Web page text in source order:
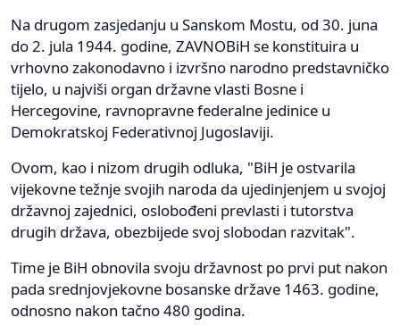
Na drugom zasjedanju u Sanskom Mostu, od 30. juna
do 2. jula 1944. godine, ZAVNOBiH se konstituira u
vrhovno zakonodavno i izvršno narodno predstavničko
tijelo, u najviši organ državne vlasti Bosne i
Hercegovine, ravnopravne federalne jedinice u
Demokratskoj Federativnoj Jugoslaviji.
Ovom, kao i nizom drugih odluka, "BiH je ostvarila
vijekovne težnje svojih naroda da ujedinjenjem u svojoj
državnoj zajednici, oslobođeni prevlasti i tutorstva
drugih država, obezbijede svoj slobodan razvitak".
Time je BiH obnovila svoju državnost po prvi put nakon
pada srednjovjekovne bosanske države 1463. godine,
odnosno nakon tačno 480 godina.